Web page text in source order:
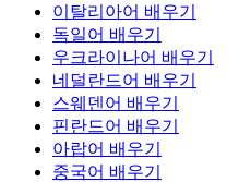
이탈리아어 배우기
독일어 배우기
우크라이나어 배우기
네덜란드어 배우기
스웨덴어 배우기
핀란드어 배우기
아랍어 배우기
중국어 배우기